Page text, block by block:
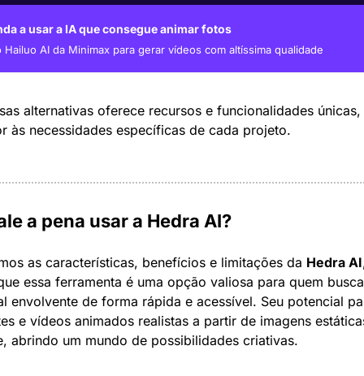
a usar a IA que consegue animar fotos
AI da Minimax para gerar vídeos com altíssima qualidade
alternativas oferece recursos e funcionalidades
às necessidades específicas de cada projeto.
a pena usar a Hedra AI?
as características, benefícios e limitações da Hedra AI
essa ferramenta é uma opção valiosa para quem
envolvente de forma rápida e acessível. Seu potencial
e vídeos animados realistas a partir de imagens
abrindo um mundo de possibilidades criativas.